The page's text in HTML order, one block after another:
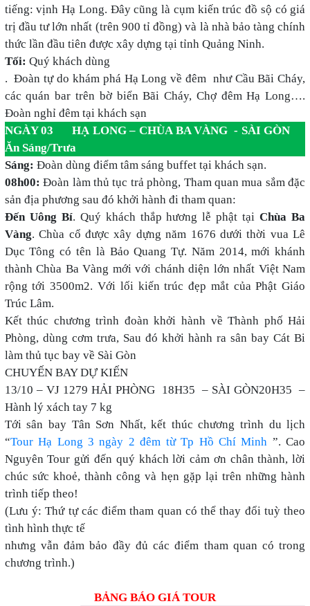
tiếng: vịnh Hạ Long. Đây cũng là cụm kiến trúc đồ sộ có giá
trị đầu tư lớn nhất (trên 900 tỉ đồng) và là nhà bảo tàng chính
thức lần đầu tiên được xây dựng tại tỉnh Quảng Ninh.
Tối: Quý khách dùng
. Đoàn tự do khám phá Hạ Long về đêm như Cầu Bãi Cháy,
các quán bar trên bờ biển Bãi Cháy, Chợ đêm Hạ Long….
Đoàn nghỉ đêm tại khách sạn
NGÀY 03 HẠ LONG – CHÙA BA VÀNG - SÀI GÒN
Ăn Sáng/Trưa
Sáng: Đoàn dùng điểm tâm sáng buffet tại khách sạn.
08h00: Đoàn làm thủ tục trả phòng, Tham quan mua sắm đặc
sản địa phương sau đó khởi hành đi tham quan:
Đến Uông Bí. Quý khách thắp hương lễ phật tạiChùa Ba
Vàng. Chùa cổ được xây dựng năm 1676 dưới thời vua Lê
Dục Tông có tên là Bảo Quang Tự. Năm 2014, mới khánh
thành Chùa Ba Vàng mới với chánh diện lớn nhất Việt Nam
rộng tới 3500m2. Với lối kiến trúc đẹp mắt của Phật Giáo
Trúc Lâm.
Kết thúc chương trình đoàn khởi hành về Thành phố Hải
Phòng, dùng cơm trưa, Sau đó khởi hành ra sân bay Cát Bi
làm thủ tục bay về Sài Gòn
CHUYẾN BAY DỰ KIẾN
13/10 – VJ 1279 HẢI PHÒNG 18H35 – SÀI GÒN20H35 –
Hành lý xách tay 7 kg
Tới sân bay Tân Sơn Nhất, kết thúc chương trình du lịch
“Tour Hạ Long 3 ngày 2 đêm từ Tp Hồ Chí Minh ”. Cao
Nguyên Tour gửi đến quý khách lời cảm ơn chân thành, lời
chúc sức khoẻ, thành công và hẹn gặp lại trên những hành
trình tiếp theo!
(Lưu ý: Thứ tự các điểm tham quan có thể thay đổi tuỳ theo
tình hình thực tế
nhưng vẫn đảm bảo đầy đủ các điểm tham quan có trong
chương trình.)
BẢNG BÁO GIÁ TOUR